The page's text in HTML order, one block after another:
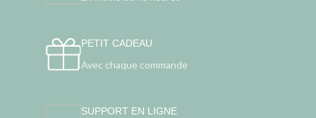
PETIT CADEAU
Avec chaque commande
SUPPORT EN LIGNE